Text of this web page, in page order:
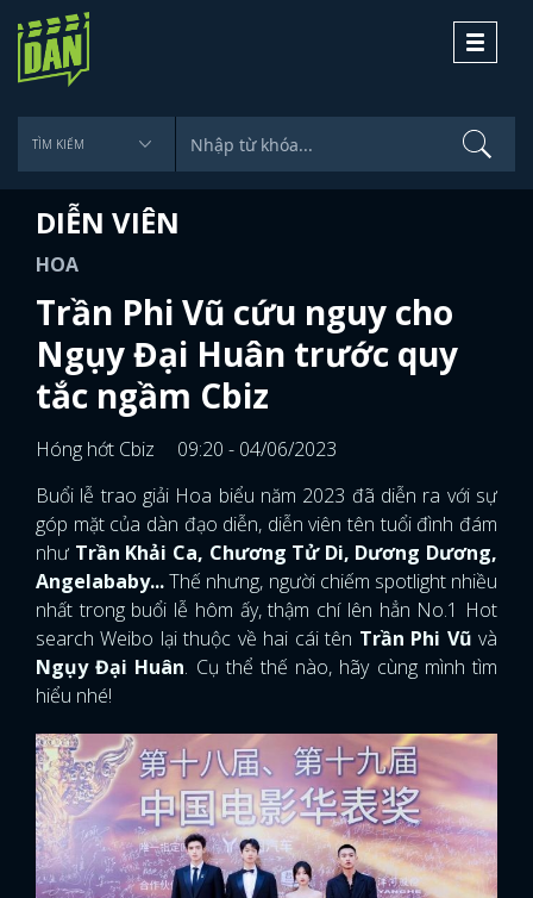
Toggle
DIỄN VIÊN
HOA
Trần Phi Vũ cứu nguy cho
Ngụy Đại Huân trước quy
tắc ngầm Cbiz
Hóng hớt Cbiz
09:20 - 04/06/2023
Buổi lễ trao giải Hoa biểu năm 2023 đã diễn ra với sự
góp mặt của dàn đạo diễn, diễn viên tên tuổi đình đám
như Trần Khải Ca, Chương Tử Di, Dương Dương,
Angelababy...Thế nhưng, người chiếm spotlight nhiều
nhất trong buổi lễ hôm ấy, thậm chí lên hẳn No.1 Hot
search Weibo lại thuộc về hai cái tên Trần Phi Vũ và
Ngụy Đại Huân. Cụ thể thế nào, hãy cùng mình tìm
hiểu nhé!